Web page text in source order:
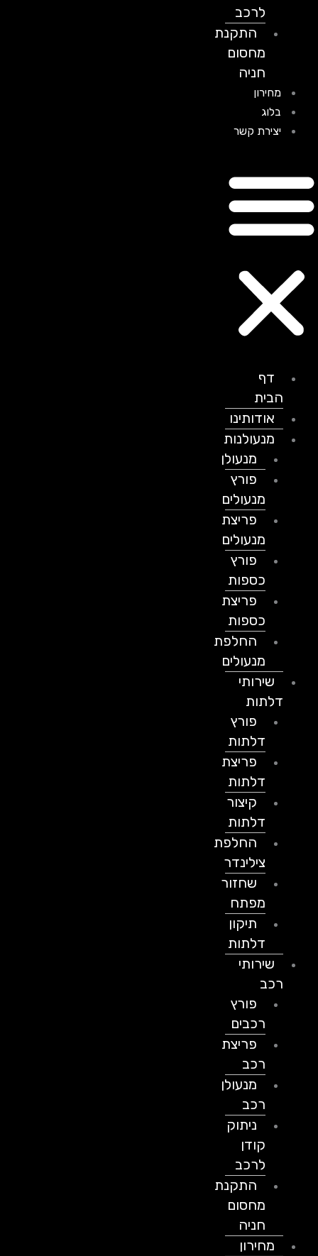
לרכב
התקנת
מחסום
חניה
מחירון
בלוג
יצירת קשר
דף
הבית
אודותינו
מנעולנות
מנעולן
פורץ
מנעולים
פריצת
מנעולים
פורץ
כספות
פריצת
כספות
החלפת
מנעולים
שירותי
דלתות
פורץ
דלתות
פריצת
דלתות
קיצור
דלתות
החלפת
צילינדר
שחזור
מפתח
תיקון
דלתות
שירותי
פורץ
רכבים
פריצת
מנעולן
ניתוק
לרכב
התקנת
מחסום
חניה
מחירון